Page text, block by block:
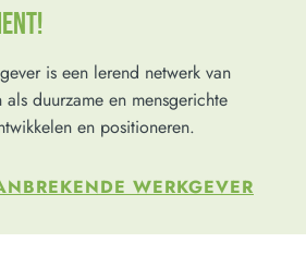
is een lerend netwerk van
duurzame en mensgerichte
en positioneren.
WERKGEVER